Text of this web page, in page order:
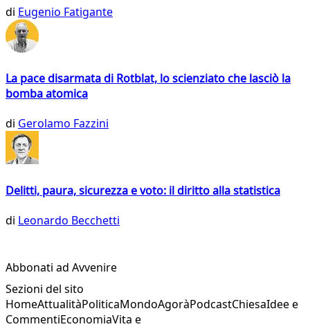
di Eugenio Fatigante
La pace disarmata di Rotblat, lo scienziato che lasciò la
bomba atomica
di Gerolamo Fazzini
Delitti, paura, sicurezza e voto: il diritto alla statistica
di Leonardo Becchetti
Abbonati ad Avvenire
Sezioni del sito
HomeAttualitàPoliticaMondoAgoràPodcastChiesaIdee e
CommentiEconomiaVita e